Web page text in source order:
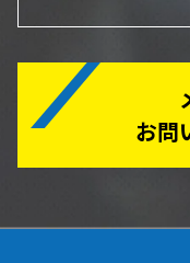
お問